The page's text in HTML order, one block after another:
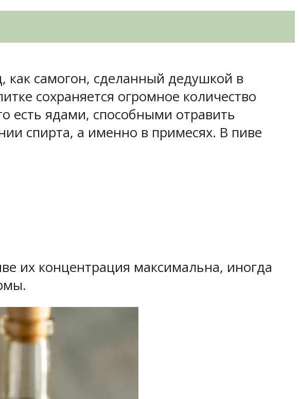
как самогон, сделанный дедушкой в
сохраняется огромное количество
есть ядами, способными отравить
спирта, а именно в примесях. В пиве
их концентрация максимальна, иногда